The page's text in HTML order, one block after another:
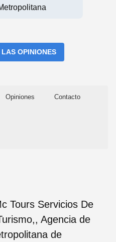
OPINIONES
Opiniones Contacto
Tours Servicios De
Agencia de
de